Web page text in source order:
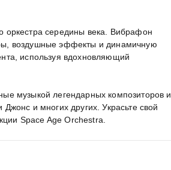
оркестра середины века. Вибрафон
воздушные эффекты и динамичную
используя вдохновляющий
музыкой легендарных композиторов и
и многих других. Украсьте свой
Space Age Orchestra.